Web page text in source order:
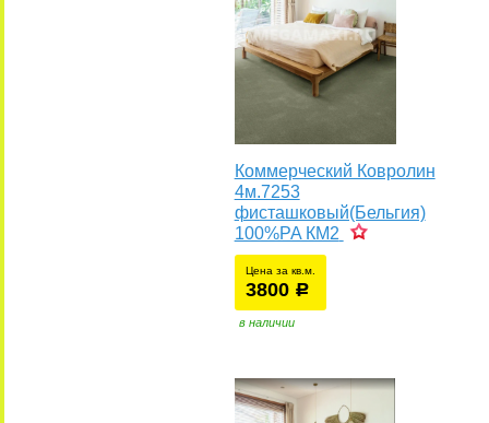
Коммерческий Ковролин
4м.7253
фисташковый(Бельгия)
100%PA КМ2
Цена за кв.м.
3800 р
в наличии